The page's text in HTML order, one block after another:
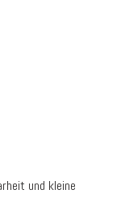
und kleine